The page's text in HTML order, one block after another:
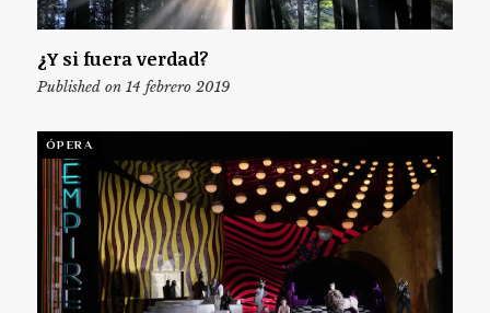
¿Y si fuera verdad?
Published on 14 febrero 2019
ÓPERA